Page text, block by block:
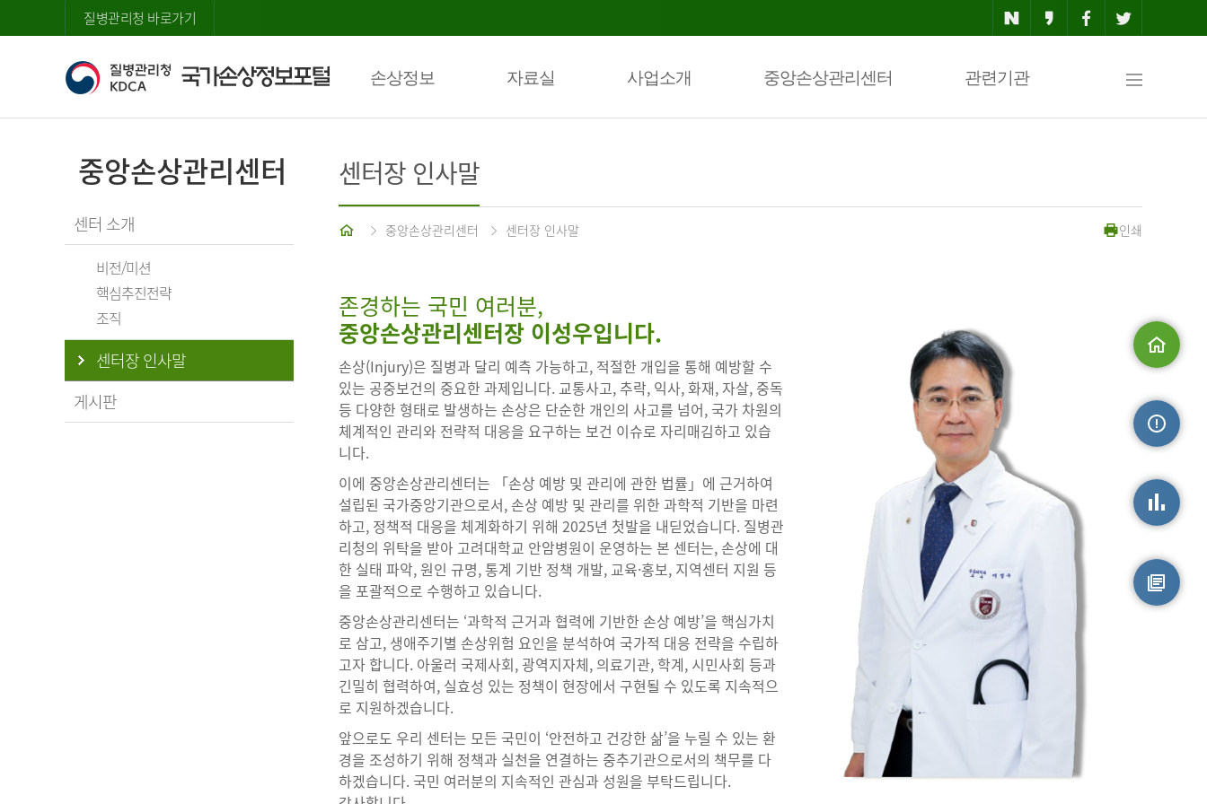
질병관리청 바로가기
손상정보 자료실 사업소개 중앙손상관리센터 관련기관
맵
중앙손상관리센터
센터 소개
비전/미션
핵심추진전략
조직
센터장 인사말
게시판
센터장 인사말
중앙손상관리센터 센터장 인사말 인쇄
존경하는 국민 여러분,
중앙손상관리센터장 이성우입니다.
손상(Injury)은 질병과 달리 예측 가능하고, 적절한 개입을 통해 예방할 수
있는 공중보건의 중요한 과제입니다. 교통사고, 추락, 익사, 화재, 자살, 중독
등 다양한 형태로 발생하는 손상은 단순한 개인의 사고를 넘어, 국가 차원의
체계적인 관리와 전략적 대응을 요구하는 보건 이슈로 자리매김하고 있습
니다.
이에 중앙손상관리센터는 「손상 예방 및 관리에 관한 법률」에 근거하여
설립된 국가중앙기관으로서, 손상 예방 및 관리를 위한 과학적 기반을 마련
하고, 정책적 대응을 체계화하기 위해 2025년 첫발을 내딛었습니다. 질병관
리청의 위탁을 받아 고려대학교 안암병원이 운영하는 본 센터는, 손상에 대
한 실태 파악, 원인 규명, 통계 기반 정책 개발, 교육·홍보, 지역센터 지원 등
을 포괄적으로 수행하고 있습니다.
중앙손상관리센터는 ‘과학적 근거과 협력에 기반한 손상 예방’을 핵심가치
로 삼고, 생애주기별 손상위험 요인을 분석하여 국가적 대응 전략을 수립하
고자 합니다. 아울러 국제사회, 광역지자체, 의료기관, 학계, 시민사회 등과
긴밀히 협력하여, 실효성 있는 정책이 현장에서 구현될 수 있도록 지속적으
로 지원하겠습니다.
앞으로도 우리 센터는 모든 국민이 ‘안전하고 건강한 삶’을 누릴 수 있는 환
경을 조성하기 위해 정책과 실천을 연결하는 중추기관으로서의 책무를 다
하겠습니다. 국민 여러분의 지속적인 관심과 성원을 부탁드립니다.